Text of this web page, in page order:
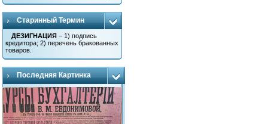
Старинный Термин
ДЕЗИГНАЦИЯ – 1) подпись
кредитора; 2) перечень бракованных
товаров.
Последняя Картинка